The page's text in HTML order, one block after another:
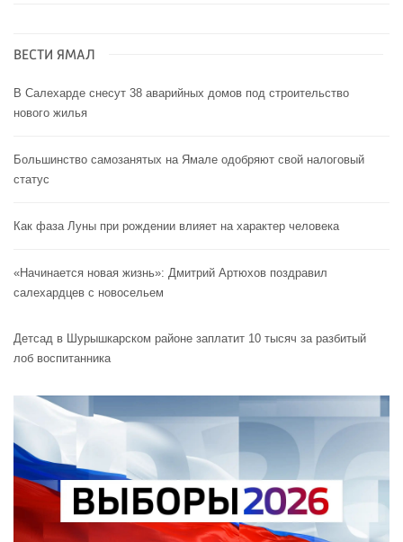
ВЕСТИ ЯМАЛ
В Салехарде снесут 38 аварийных домов под строительство
нового жилья
Большинство самозанятых на Ямале одобряют свой налоговый
статус
Как фаза Луны при рождении влияет на характер человека
«Начинается новая жизнь»: Дмитрий Артюхов поздравил
салехардцев с новосельем
Детсад в Шурышкарском районе заплатит 10 тысяч за разбитый
лоб воспитанника